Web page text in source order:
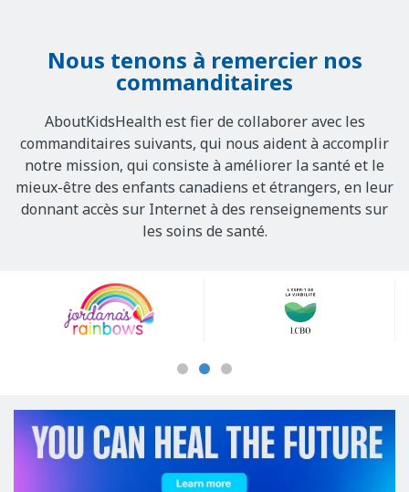
Nous tenons à remercier nos
commanditaires
AboutKidsHealth est fier de collaborer avec les
commanditaires suivants, qui nous aident à accomplir
notre mission, qui consiste à améliorer la santé et le
mieux-être des enfants canadiens et étrangers, en leur
donnant accès sur Internet à des renseignements sur
les soins de santé.
Sponsors